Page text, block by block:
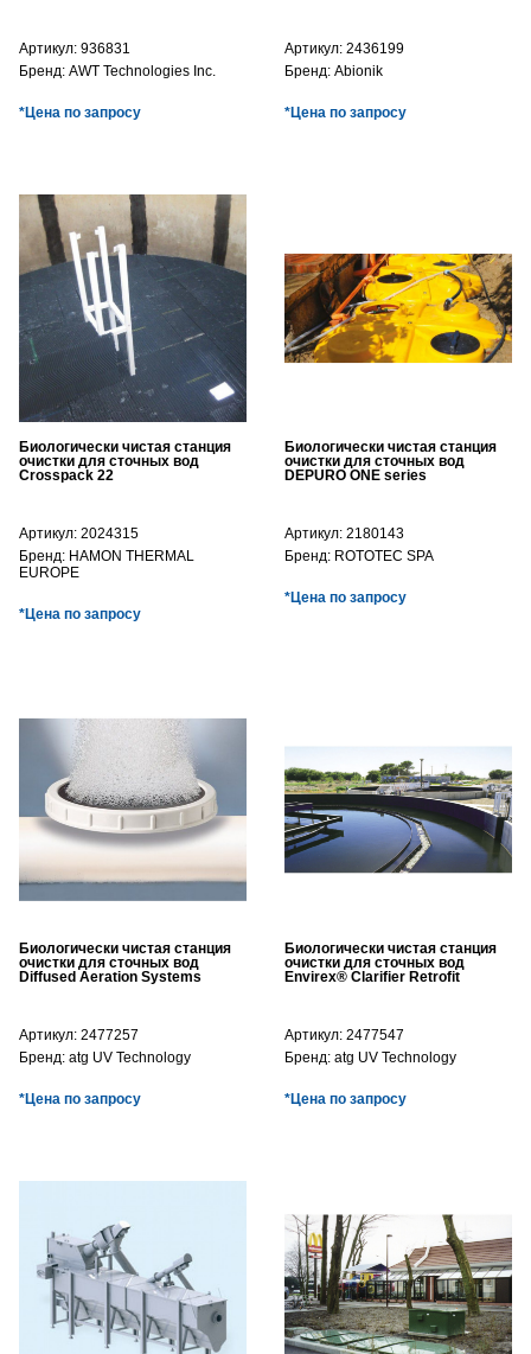
Артикул: 936831
Бренд: AWT Technologies Inc.
*Цена по запросу
Артикул: 2436199
Бренд: Abionik
*Цена по запросу
Биологически чистая станция
очистки для сточных вод
Crosspack 22
Артикул: 2024315
Бренд: HAMON THERMAL
EUROPE
*Цена по запросу
Биологически чистая станция
очистки для сточных вод
DEPURO ONE series
Артикул: 2180143
Бренд: ROTOTEC SPA
*Цена по запросу
Биологически чистая станция
очистки для сточных вод
Diffused Aeration Systems
Артикул: 2477257
Бренд: atg UV Technology
*Цена по запросу
Биологически чистая станция
очистки для сточных вод
Envirex® Clarifier Retrofit
Артикул: 2477547
Бренд: atg UV Technology
*Цена по запросу